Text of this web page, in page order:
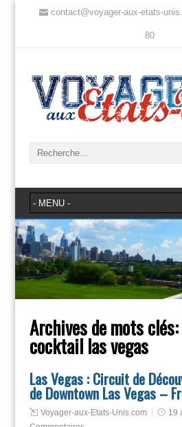
contact@voyager-aux-etats-
80
Archives de mots clés:
cocktail las vegas
Las Vegas : Circuit de
de Downtown Las Vegas –
Voyager-aux-Etats-Unis.com 19